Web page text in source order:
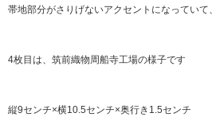
帯地部分がさりげないアクセントになっていて
4枚目は、筑前織物周船寺工場の様子です
縦9センチ×横10.5センチ×奥行き1.5センチ